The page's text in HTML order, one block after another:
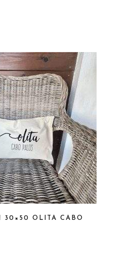
30×50 OLITA CABO